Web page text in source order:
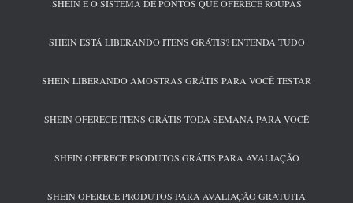
SHEIN E O SISTEMA DE PONTOS QUE OFERECE ROUPAS
SHEIN ESTÁ LIBERANDO ITENS GRÁTIS? ENTENDA TUDO
SHEIN LIBERANDO AMOSTRAS GRÁTIS PARA VOCÊ TESTAR
SHEIN OFERECE ITENS GRÁTIS TODA SEMANA PARA VOCÊ
SHEIN OFERECE PRODUTOS GRÁTIS PARA AVALIAÇÃO
SHEIN OFERECE PRODUTOS PARA AVALIAÇÃO GRATUITA